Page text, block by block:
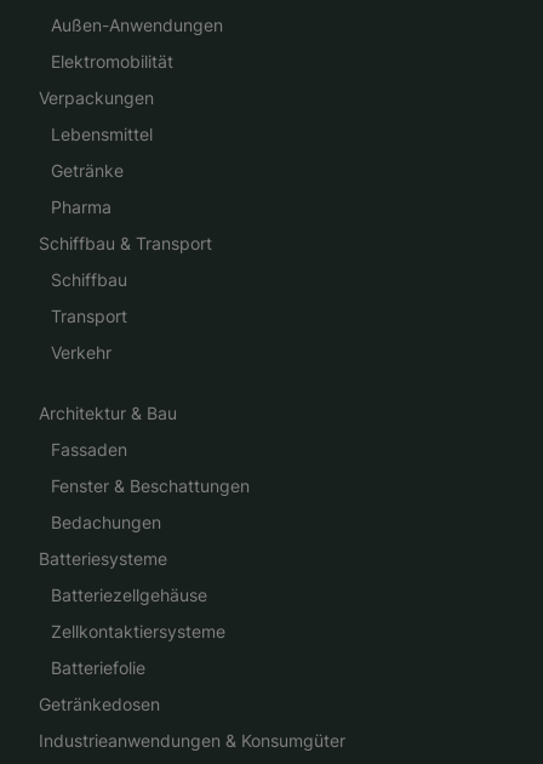
Außen-Anwendungen
Elektromobilität
Verpackungen
Lebensmittel
Getränke
Pharma
Schiffbau & Transport
Schiffbau
Transport
Verkehr
Architektur & Bau
Fassaden
Fenster & Beschattungen
Bedachungen
Batteriesysteme
Batteriezellgehäuse
Zellkontaktiersysteme
Batteriefolie
Getränkedosen
Industrieanwendungen & Konsumgüter